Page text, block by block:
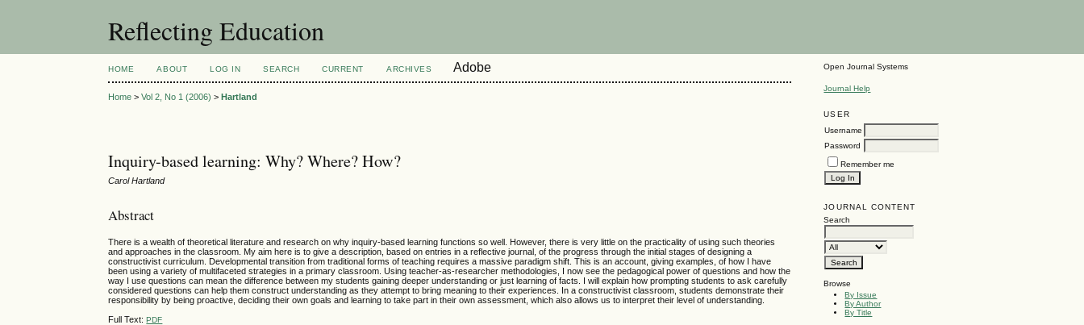
Reflecting Education
Open Journal Systems
Journal Help
USER
Username
Password
Remember me
JOURNAL CONTENT
Search
Browse
By Issue
By Author
By Title
HOME ABOUT LOG IN SEARCH CURRENT ARCHIVES Adobe
Home >Vol 2, No 1 (2006) >Hartland
Inquiry-based learning: Why? Where? How?
Carol Hartland
Abstract
There is a wealth of theoretical literature and research on why inquiry-based learning functions so well. However, there is very little on the practicality of using such theories
and approaches in the classroom. My aim here is to give a description, based on entries in a reflective journal, of the progress through the initial stages of designing a
constructivist curriculum. Developmental transition from traditional forms of teaching requires a massive paradigm shift. This is an account, giving examples, of how I have
been using a variety of multifaceted strategies in a primary classroom. Using teacher-as-researcher methodologies, I now see the pedagogical power of questions and how the
way I use questions can mean the difference between my students gaining deeper understanding or just learning of facts. I will explain how prompting students to ask carefully
considered questions can help them construct understanding as they attempt to bring meaning to their experiences. In a constructivist classroom, students demonstrate their
responsibility by being proactive, deciding their own goals and learning to take part in their own assessment, which also allows us to interpret their level of understanding.
Full Text:PDF